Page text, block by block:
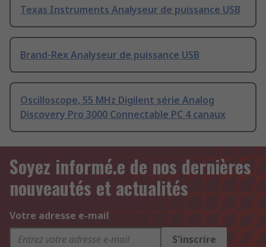
Texas Instruments Analyseur de puissance USB
Brand-Rex Analyseur de puissance USB
Oscilloscope, 55 MHz Digilent série Analog
Discovery Pro 3000 Connectable PC 4 canaux
Soyez informé.e de nos dernières
nouveautés et actualités
Votre adresse e-mail
S'inscrire